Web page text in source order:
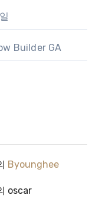
Builder GA
Byounghee
oscar